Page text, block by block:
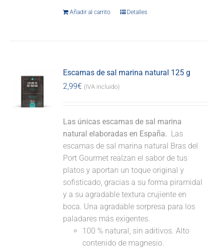
Añadir al carrito Detalles
Escamas de sal marina natural 125 g
2,99€ (IVA incluido)
Las únicas escamas de sal marina
natural elaboradas en España. Las
escamas de sal marina natural Bras del
Port Gourmet realzan el sabor de tus
platos y aportan un toque original y
sofisticado, gracias a su forma piramidal
y a su agradable textura crujiente en
boca. Una agradable sorpresa para los
paladares más exigentes.
100 % natural, sin aditivos. Alto
contenido de magnesio.